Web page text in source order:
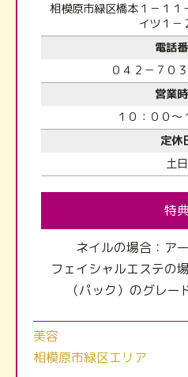
相模原市緑区橋本１－１
イツ１－
電話
０４２－７０
営業
１０：００～
定休
土日
特
ネイルの場合：ア
フェイシャルエステの
（パック）のグレ
美容
相模原市緑区エリア